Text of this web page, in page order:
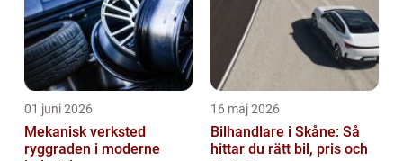
01 juni 2026
Mekanisk verksted
ryggraden i moderne
16 maj 2026
Bilhandlare i Skåne: Så
hittar du rätt bil, pris och